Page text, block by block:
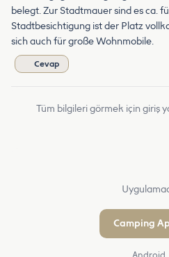
belegt. Zur Stadtmauer sind es ca.
Stadtbesichtigung ist der Platz
sich auch für große Wohnmobile.
Cevap
Tüm bilgileri görmek için giriş
Camping
Android